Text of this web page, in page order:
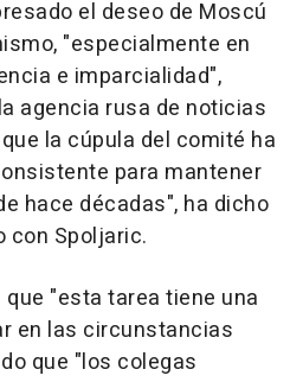
el deseo de Moscú
"especialmente en
e imparcialidad",
agencia rusa de noticias
la cúpula del comité ha
para mantener
hace décadas", ha dicho
con Spoljaric.
"esta tarea tiene una
en las circunstancias
que "los colegas